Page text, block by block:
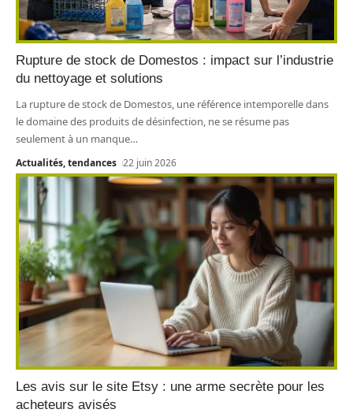
Rupture de stock de Domestos : impact sur l’industrie
du nettoyage et solutions
La rupture de stock de Domestos, une référence intemporelle dans
le domaine des produits de désinfection, ne se résume pas
seulement à un manque…
Actualités, tendances 22 juin 2026
Les avis sur le site Etsy : une arme secrète pour les
acheteurs avisés